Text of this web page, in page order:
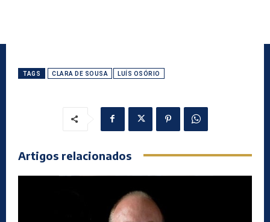
TAGS CLARA DE SOUSA LUÍS OSÓRIO
Artigos relacionados